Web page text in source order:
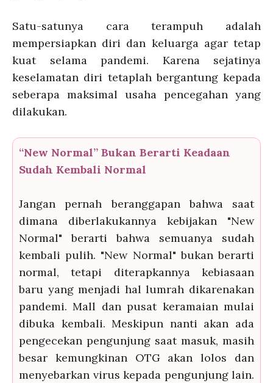
Satu-satunya cara terampuh adalah
mempersiapkan diri dan keluarga agar tetap
kuat selama pandemi. Karena sejatinya
keselamatan diri tetaplah bergantung kepada
seberapa maksimal usaha pencegahan yang
dilakukan.
“New Normal” Bukan Berarti Keadaan
Sudah Kembali Normal
Jangan pernah beranggapan bahwa saat
dimana diberlakukannya kebijakan "New
Normal" berarti bahwa semuanya sudah
kembali pulih. "New Normal" bukan berarti
normal, tetapi diterapkannya kebiasaan
baru yang menjadi hal lumrah dikarenakan
pandemi. Mall dan pusat keramaian mulai
dibuka kembali. Meskipun nanti akan ada
pengecekan pengunjung saat masuk, masih
besar kemungkinan OTG akan lolos dan
menyebarkan virus kepada pengunjung lain.